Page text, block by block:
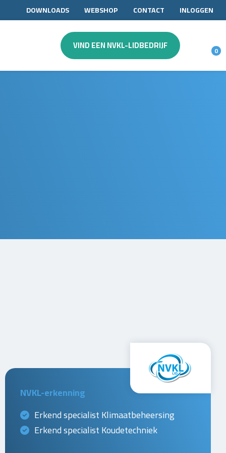
DOWNLOADS WEBSHOP CONTACT INLOGGEN
VIND EEN NVKL-LIDBEDRIJF 0
NVKL-erkenning
Erkend specialist Klimaatbeheersing
Erkend specialist Koudetechniek